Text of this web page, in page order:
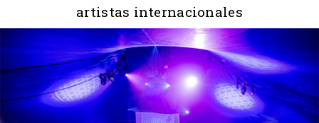
artistas internacionales